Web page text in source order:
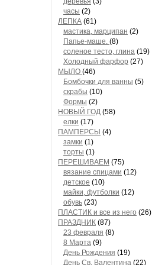
часы (2)
ЛЕПКА (61)
мастика, марципан (2)
Папье-маше. (8)
соленое тесто, глина (19)
Холодный фарфор (27)
МЫЛО (46)
Бомбочки для ванны (5)
скрабы (10)
Формы (2)
НОВЫЙ ГОД (58)
елки (17)
ПАМПЕРСЫ (4)
замки (1)
торты (1)
ПЕРЕШИВАЕМ (75)
вязание спицами (12)
детское (10)
майки, футболки (12)
обувь (23)
ПЛАСТИК и все из него (26)
ПРАЗДНИК (87)
23 февраля (8)
8 Марта (9)
День Рождения (19)
День Св. Валентина (22)